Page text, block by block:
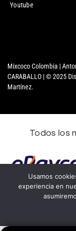
Youtube
Mixcoco Colombia |
CARABALLO | © 2025
Martínez.
Todos los
Usamos
experiencia en